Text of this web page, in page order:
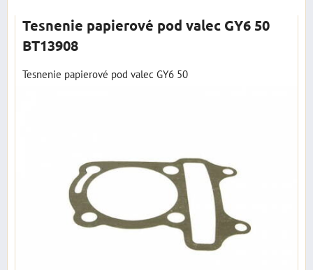
Tesnenie papierové pod valec GY6 50
BT13908
Tesnenie papierové pod valec GY6 50